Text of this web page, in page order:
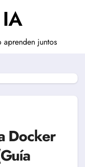
juntos
Docker